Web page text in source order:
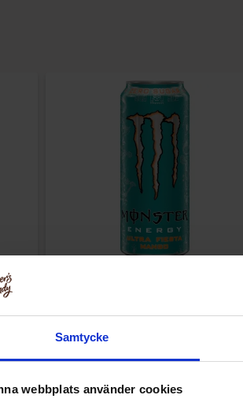
Samtycke
webbplats använder cookies
Logga in för att handla